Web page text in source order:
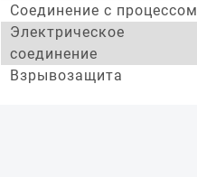
Соединение с процессом
Электрическое
соединение
Взрывозащита